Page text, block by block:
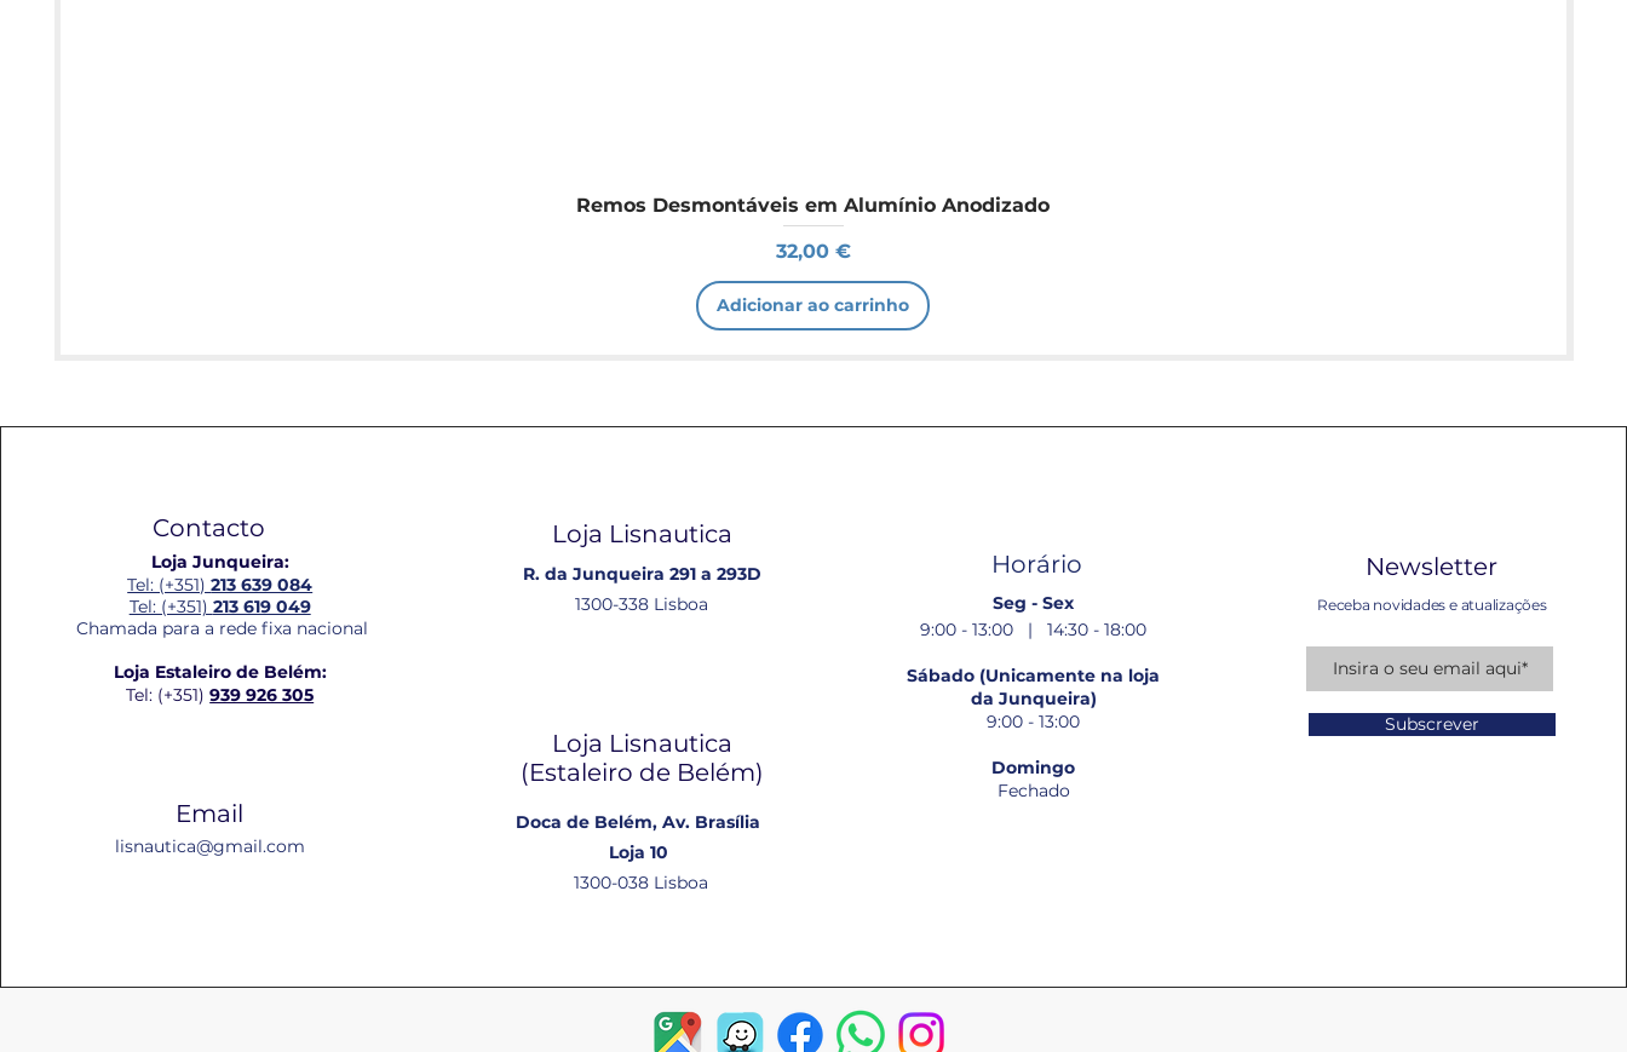
Remos Desmontáveis em Alumínio Anodizado
Preço
32,00 €
Adicionar ao carrinho
Contacto
Loja Junqueira:
Tel: (+351)213 639 084
Tel: (+351) 213 619 049
Chamada para a rede fixa nacional
Loja Estaleiro de Belém:
Tel: (+351)939 926 305
Email
lisnautica@gmail.com
Loja Lisnautica
R. da Junqueira 291 a 293D
1300-338 Lisboa
Loja Lisnautica
(Estaleiro de Belém​)
Doca de Belém, Av. Brasília
Loja 10
1300-038 Lisboa
Horário
Seg - Sex
9:00 - 13:00 | 14:30 - 18:00
Sábado (Unicamente na loja
da Junqueira)
9:00 - 13:00
Domingo
Fechado
Newsletter
Receba novidades e atualizações
Subscrever